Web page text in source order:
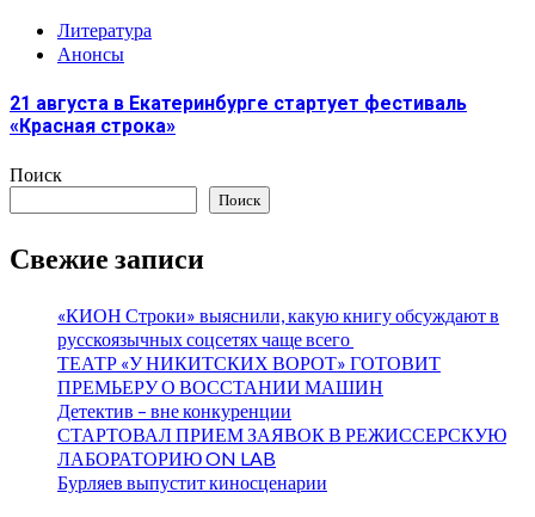
Литература
Анонсы
21 августа в Екатеринбурге стартует фестиваль
«Красная строка»
Поиск
Поиск
Свежие записи
«КИОН Строки» выяснили, какую книгу обсуждают в
русскоязычных соцсетях чаще всего
ТЕАТР «У НИКИТСКИХ ВОРОТ» ГОТОВИТ
ПРЕМЬЕРУ О ВОССТАНИИ МАШИН
Детектив – вне конкуренции
СТАРТОВАЛ ПРИЕМ ЗАЯВОК В РЕЖИССЕРСКУЮ
ЛАБОРАТОРИЮ ON LAB
Бурляев выпустит киносценарии